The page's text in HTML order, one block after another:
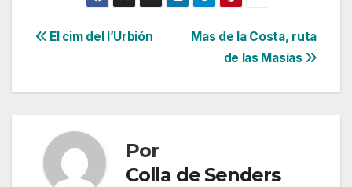
Navegación
Mas de la Costa, ruta
de las Masías
El cim del l’Urbión
Por
Colla de Senders